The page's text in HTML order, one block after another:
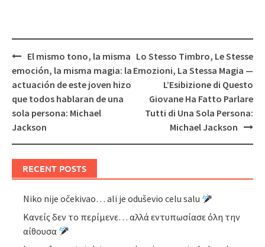
Post
navigation
El mismo tono, la misma
emoción, la misma magia: la
actuación de este joven hizo
que todos hablaran de una
sola persona: Michael
Jackson
Lo Stesso Timbro, Le Stesse
Emozioni, La Stessa Magia —
L’Esibizione di Questo
Giovane Ha Fatto Parlare
Tutti di Una Sola Persona:
Michael Jackson
RECENT POSTS
Niko nije očekivao… ali je oduševio celu salu
Κανείς δεν το περίμενε… αλλά εντυπωσίασε όλη την
αίθουσα